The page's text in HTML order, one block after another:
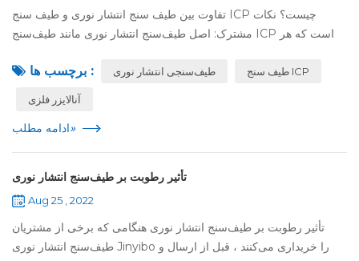
تفاوت بین طیف سنج انتشار نوری و طیف سنج ICP چیست؟ نکات
مشترک: اصل طیف‌سنج انتشار نوری مانند طیف‌سنج ICP است که هر
پریستالتیک به صورت م...
برچسب ها : طیف‌سنجی انتشار نوری طیف سنج ICP
آنالایزر فلزی
ادامه مطلب»
تأثیر رطوبت بر طیف‌سنج انتشار نوری
Aug 25 , 2022
تأثیر رطوبت بر طیف‌سنج انتشار نوری هنگامی که برخی از مشتریان
طیف‌سنج انتشار نوری Jinyibo را خریداری می‌کنند ، قبل از ارسال و